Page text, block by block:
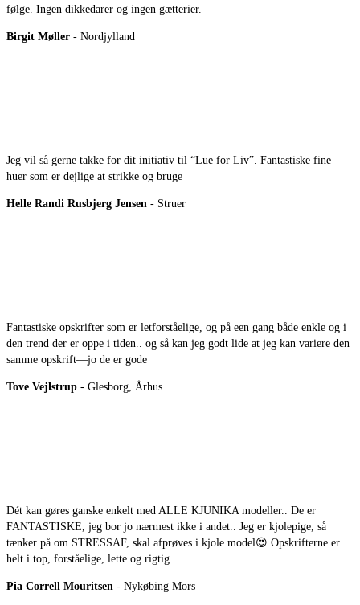
følge. Ingen dikkedarer og ingen gætterier.
Birgit Møller - Nordjylland
Jeg vil så gerne takke for dit initiativ til “Lue for Liv”. Fantastiske fine
huer som er dejlige at strikke og bruge
Helle Randi Rusbjerg Jensen - Struer
Fantastiske opskrifter som er letforståelige, og på een gang både enkle og i
den trend der er oppe i tiden.. og så kan jeg godt lide at jeg kan variere den
samme opskrift—jo de er gode
Tove Vejlstrup - Glesborg, Århus
Dét kan gøres ganske enkelt med ALLE KJUNIKA modeller.. De er
FANTASTISKE, jeg bor jo nærmest ikke i andet.. Jeg er kjolepige, så
tænker på om STRESSAF, skal afprøves i kjole model😍 Opskrifterne er
helt i top, forståelige, lette og rigtig…
Pia Correll Mouritsen - Nykøbing Mors